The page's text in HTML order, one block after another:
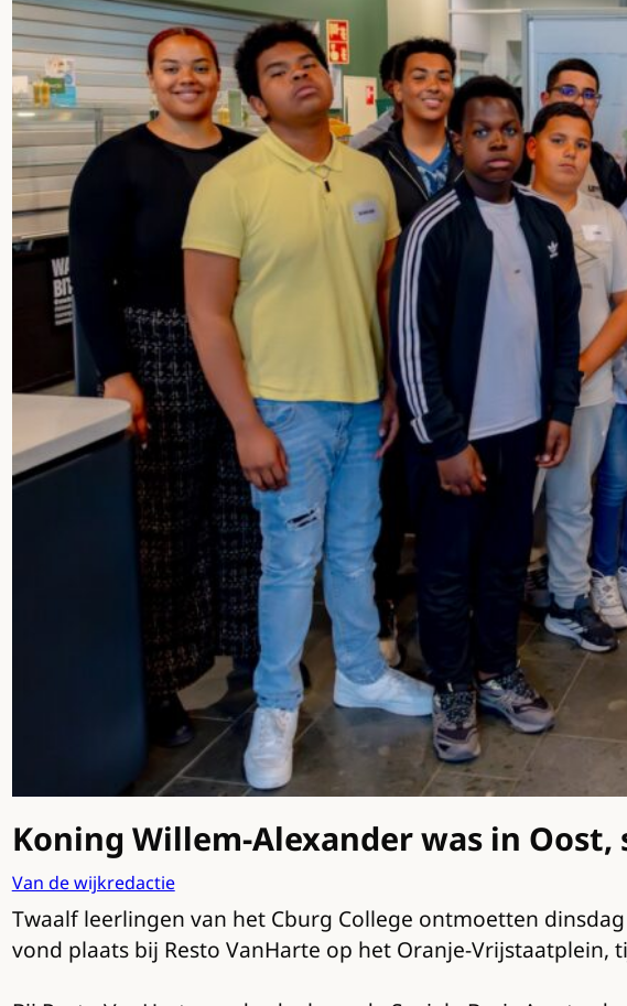
Koning Willem-Alexander was in
Van de wijkredactie
Twaalf leerlingen van het Cburg College ontmoetten
vond plaats bij Resto VanHarte op het Oranje-Vrijstaatplein,